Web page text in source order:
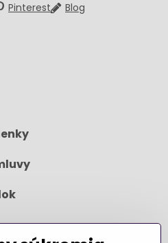
Pinterest Blog